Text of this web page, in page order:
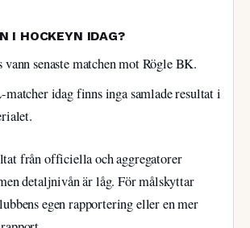
I HOCKEYN IDAG?
senaste matchen mot Rögle BK.
idag finns inga samlade resultat i
från officiella och aggregatorer
detaljnivån är låg. För målskyttar
egen rapportering eller en mer